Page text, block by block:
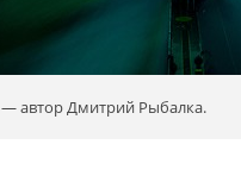
автор Дмитрий Рыбалка.